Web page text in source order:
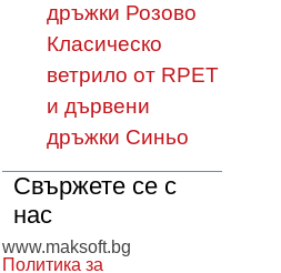
дръжки Розово
Класическо
ветрило от RPET
и дървени
дръжки Синьо
Свържете се с
нас
www.maksoft.bg
Политика за